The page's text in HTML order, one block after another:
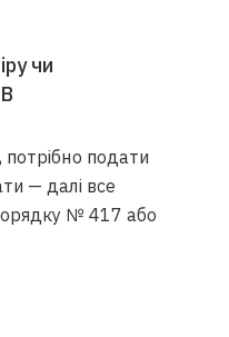
чи
подати
— далі все
№ 417 або